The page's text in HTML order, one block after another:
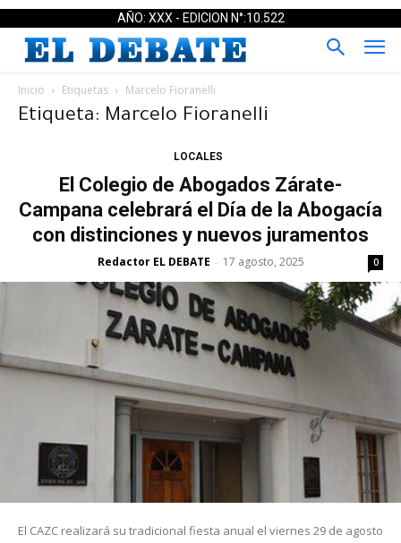
AÑO: XXX - EDICION N°:10.522
Inicio Etiquetas Marcelo Fioranelli
Etiqueta: Marcelo Fioranelli
LOCALES
El Colegio de Abogados Zárate-
Campana celebrará el Día de la Abogacía
con distinciones y nuevos juramentos
Redactor EL DEBATE - 17 agosto, 2025 0
El CAZC realizará su tradicional fiesta anual el viernes 29 de agosto